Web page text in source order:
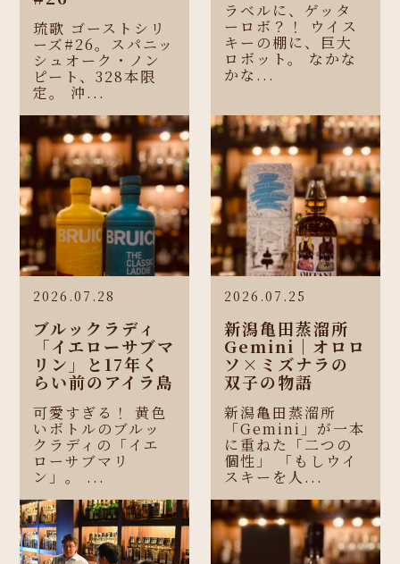
琉歌 ゴーストシリ
ーズ#26。スパニッ
シュオーク・ノン
ピート、328本限
定。 沖...
ラベルに、ゲッタ
ーロボ？！ ウイス
キーの棚に、巨大
ロボット。 なかな
かな...
2026.07.28
ブルックラディ
「イエローサブマ
リン」と17年く
らい前のアイラ島
可愛すぎる！ 黄色
いボトルのブルッ
クラディの「イエ
ローサブマリ
ン」。 ...
2026.07.25
新潟亀田蒸溜所
Gemini｜オロロ
ソ×ミズナラの
双子の物語
新潟亀田蒸溜所
「Gemini」が一本
に重ねた「二つの
個性」 「もしウイ
スキーを人...